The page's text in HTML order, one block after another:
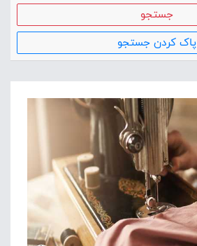
جستجو
پاک کردن جستجو